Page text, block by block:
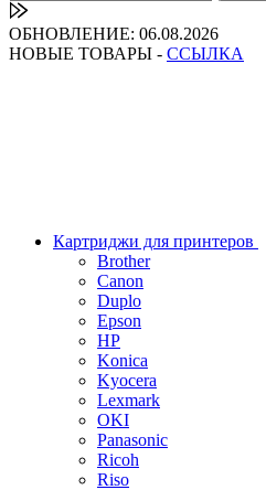
ОБНОВЛЕНИЕ: 06.08.2026
НОВЫЕ ТОВАРЫ - ССЫЛКА
Картриджи для принтеров
Brother
Canon
Duplo
Epson
HP
Konica
Kyocera
Lexmark
OKI
Panasonic
Ricoh
Riso